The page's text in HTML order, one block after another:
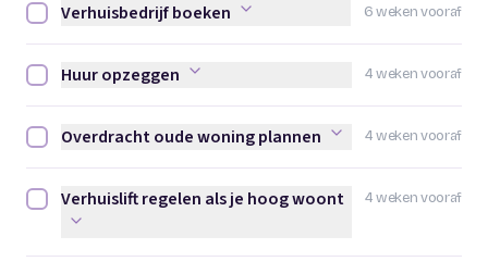
6 weken vooraf
Verhuisbedrijf boeken afvinken
Verhuisbedrijf boeken
4 weken vooraf
Huur opzeggen afvinken
Huur opzeggen
4 weken vooraf
Overdracht oude woning plannen afvinken
Overdracht oude woning plannen
4 weken vooraf
Verhuislift regelen als je hoog woont afvinken
Verhuislift regelen als je hoog woont